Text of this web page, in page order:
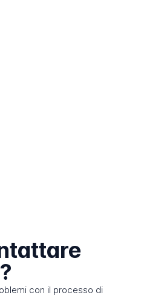
con il processo di